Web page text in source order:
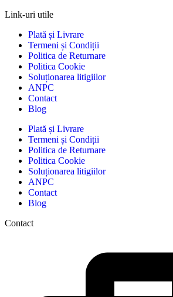
Link-uri utile
Plată și Livrare
Termeni și Condiții
Politica de Returnare
Politica Cookie
Soluționarea litigiilor
ANPC
Contact
Blog
Plată și Livrare
Termeni și Condiții
Politica de Returnare
Politica Cookie
Soluționarea litigiilor
ANPC
Contact
Blog
Contact